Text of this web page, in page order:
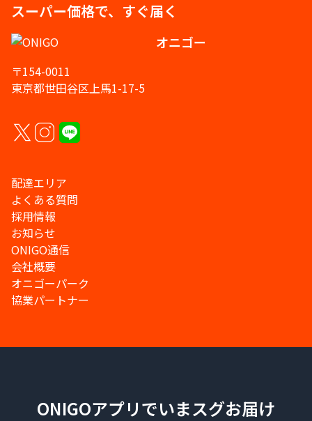
スーパー価格で、すぐ届く
オニゴー
〒154-0011
東京都世田谷区上馬1-17-5
配達エリア
よくある質問
採用情報
お知らせ
ONIGO通信
会社概要
オニゴーパーク
協業パートナー
ONIGOアプリでいまスグお届け